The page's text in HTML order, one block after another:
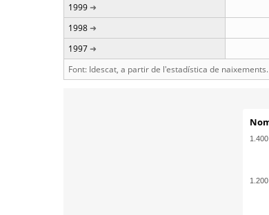
1999
1998
1997
Font: Idescat, a partir de l'estadística de naixements.